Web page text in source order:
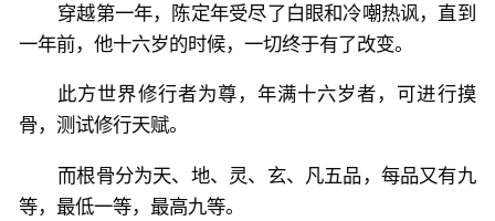
穿越第一年，陈定年受尽了白眼和冷嘲热讽，直到
一年前，他十六岁的时候，一切终于有了改变。
此方世界修行者为尊，年满十六岁者，可进行摸
骨，测试修行天赋。
而根骨分为天、地、灵、玄、凡五品，每品又有九
等，最低一等，最高九等。